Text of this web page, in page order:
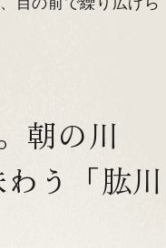
朝の川
う「肱川